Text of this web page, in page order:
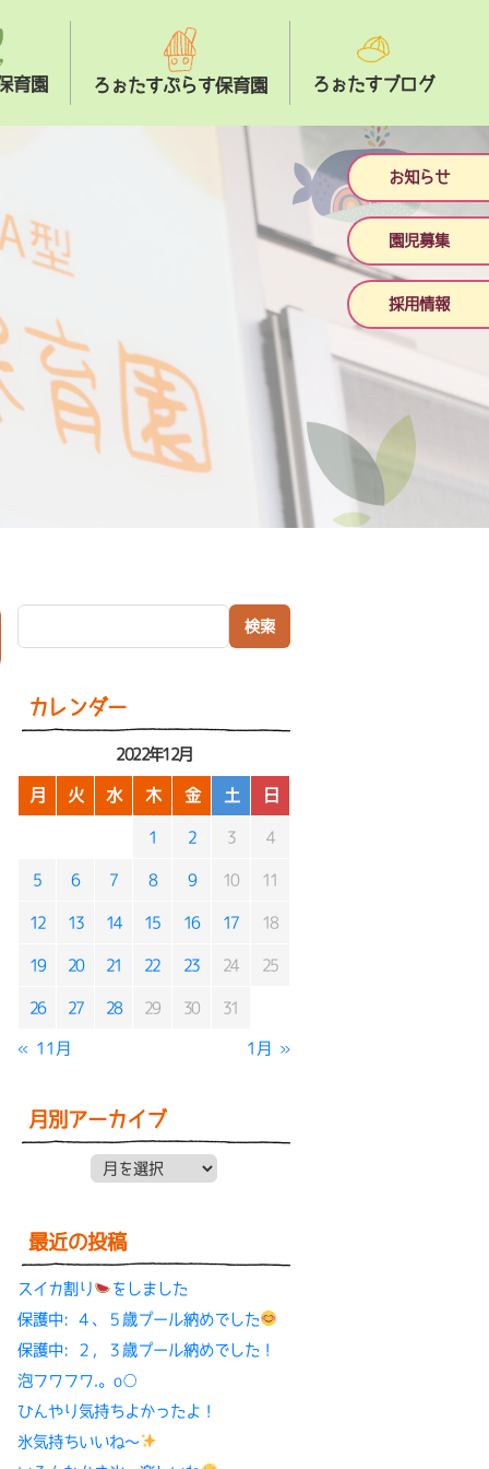
お知らせ
園児募集
採用情報
育園 ろぉたすぷらす保育園 ろぉたすブログ
カレンダー
2022年12月
月 火 水 木 金 土 日
1 2 3 4
5 6 7 8 9 10 11
12 13 14 15 16 17 18
19 20 21 22 23 24 25
26 27 28 29 30 31
« 11月 1月 »
月別アーカイブ
月別アーカイブ
最近の投稿
スイカ割り
をしました
保護中: ４、５歳プール納めでした
保護中: ２，３歳プール納めでした！
泡フワフワ.。o○
ひんやり気持ちよかったよ！
氷気持ちいいね〜